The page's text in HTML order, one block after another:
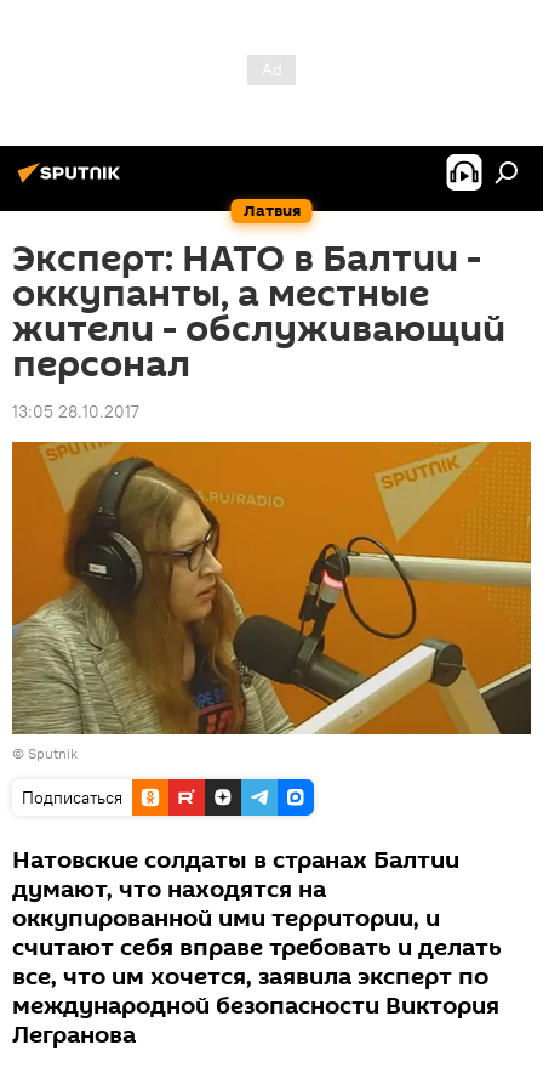
Латвия
Эксперт: НАТО в Балтии -
оккупанты, а местные
жители - обслуживающий
персонал
13:05 28.10.2017
© Sputnik
Подписаться
Натовские солдаты в странах Балтии
думают, что находятся на
оккупированной ими территории, и
считают себя вправе требовать и делать
все, что им хочется, заявила эксперт по
международной безопасности Виктория
Легранова